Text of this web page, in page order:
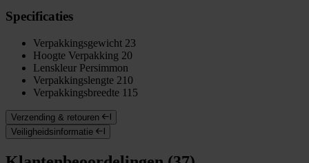
Specificaties
Verpakkingsgewicht 23
Hoogte Verpakking 20
Lenskleur Persimmon
Verpakkingslengte 210
Verpakkingsbreedte 115
Verzending & retouren
Veiligheidsinformatie